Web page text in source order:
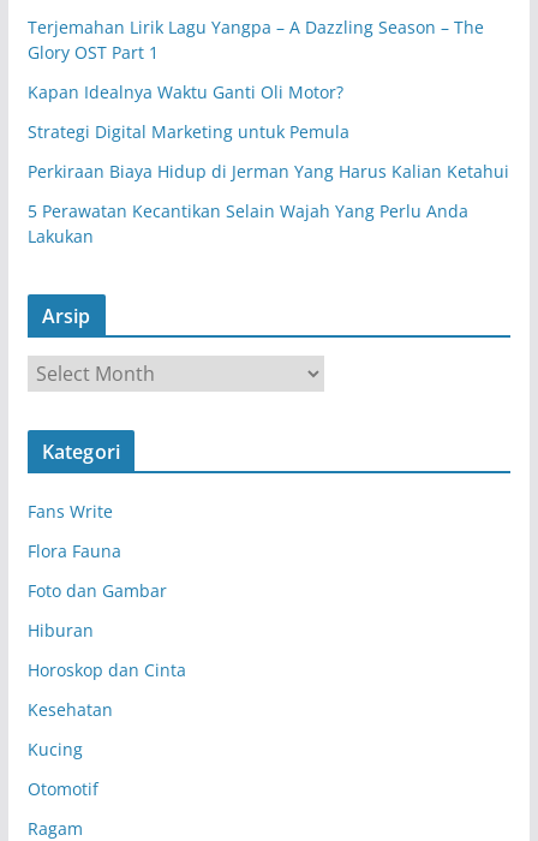
Terjemahan Lirik Lagu Yangpa – A Dazzling Season – The
Glory OST Part 1
Kapan Idealnya Waktu Ganti Oli Motor?
Strategi Digital Marketing untuk Pemula
Perkiraan Biaya Hidup di Jerman Yang Harus Kalian Ketahui
5 Perawatan Kecantikan Selain Wajah Yang Perlu Anda
Lakukan
Arsip
r
s
Kategori
Fans Write
Flora Fauna
Foto dan Gambar
Hiburan
Horoskop dan Cinta
Kesehatan
Kucing
Otomotif
Ragam